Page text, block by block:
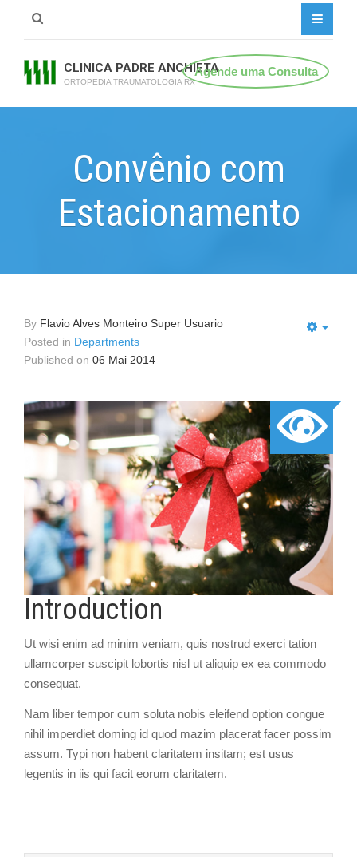
CLINICA PADRE ANCHIETA
ORTOPEDIA TRAUMATOLOGIA RX
Agende uma Consulta
Convênio com
Estacionamento
By Flavio Alves Monteiro Super Usuario
Posted in Departments
Published on 06 Mai 2014
Introduction
Ut wisi enim ad minim veniam, quis nostrud exerci tation
ullamcorper suscipit lobortis nisl ut aliquip ex ea commodo
consequat.
Nam liber tempor cum soluta nobis eleifend option congue
nihil imperdiet doming id quod mazim placerat facer possim
assum. Typi non habent claritatem insitam; est usus
legentis in iis qui facit eorum claritatem.